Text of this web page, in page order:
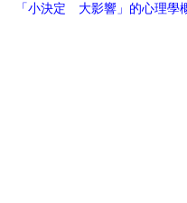
「小決定 大影響」的心理學